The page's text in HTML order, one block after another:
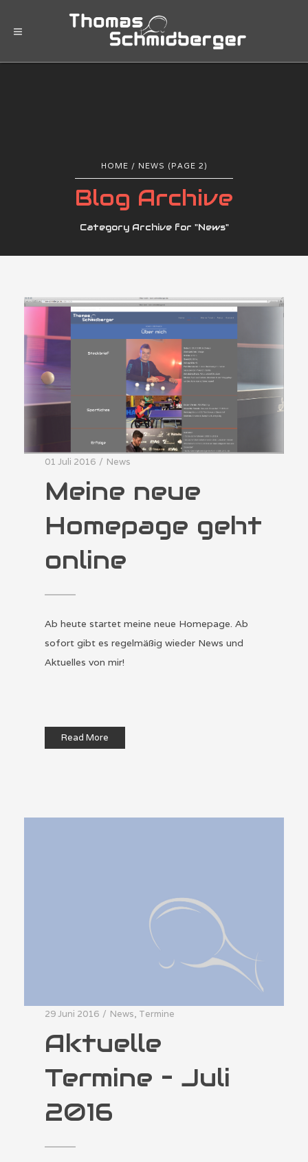
HOME / NEWS (PAGE 2)
Blog Archive
Category Archive for "News"
01 Juli 2016 / News
Meine neue
Homepage geht
online
Ab heute startet meine neue Homepage. Ab
sofort gibt es regelmäßig wieder News und
Aktuelles von mir!
Read More
29 Juni 2016 / News, Termine
Aktuelle
Termine – Juli
2016